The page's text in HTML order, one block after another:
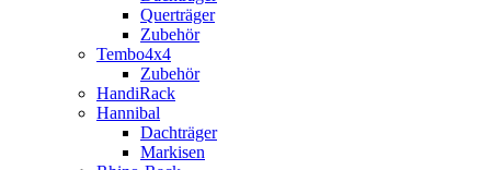
Querträger
Zubehör
Tembo4x4
Zubehör
HandiRack
Hannibal
Dachträger
Markisen